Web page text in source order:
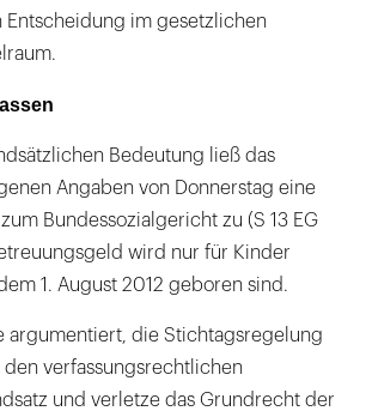
Entscheidung im gesetzlichen
Bedeutung ließ das
Angaben von Donnerstag eine
Bundessozialgericht zu (S 13 EG
wird nur für Kinder
1. August 2012 geboren sind.
argumentiert, die Stichtagsregelung
verfassungsrechtlichen
und verletze das Grundrecht der